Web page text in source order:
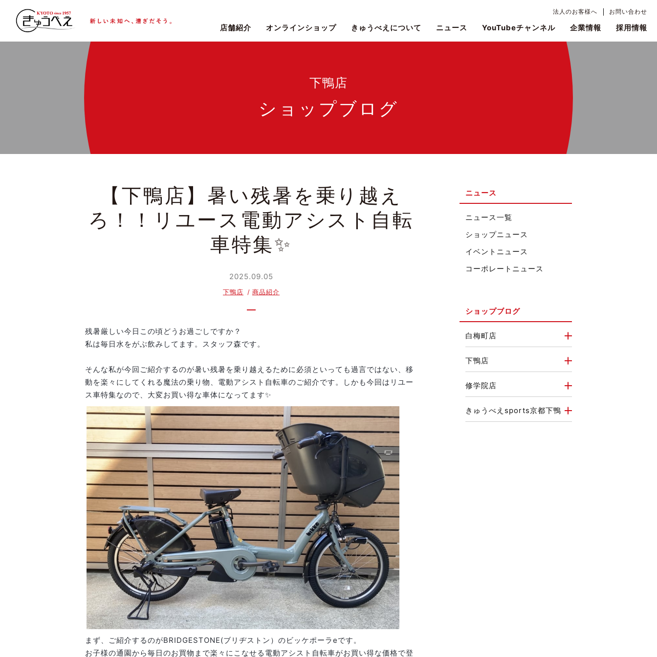
法人のお客様へ お問い合わせ
店舗紹介 オンラインショップ きゅうべえについて ニュース YouTubeチャンネル 企業情報 採用情報
下鴨店
ショップブログ
【下鴨店】暑い残暑を乗り越え
ろ！！リユース電動アシスト自転
車特集✨
2025.09.05
下鴨店 商品紹介
残暑厳しい今日この頃どうお過ごしですか？
私は毎日水をがぶ飲みしてます。スタッフ森です。
そんな私が今回ご紹介するのが暑い残暑を乗り越えるために必須といっても過言ではない、移
動を楽々にしてくれる魔法の乗り物、電動アシスト自転車のご紹介です。しかも今回はリユー
ス車特集なので、大変お買い得な車体になってます✨
まず、ご紹介するのがBRIDGESTONE(ブリヂストン）のビッケポーラeです。
お子様の通園から毎日のお買物まで楽々にこなせる電動アシスト自転車がお買い得な価格で登
ニュース
ニュース一覧
ショップニュース
イベントニュース
コーポレートニュース
ショップブログ
白梅町店
下鴨店
修学院店
きゅうべえsports京都下鴨